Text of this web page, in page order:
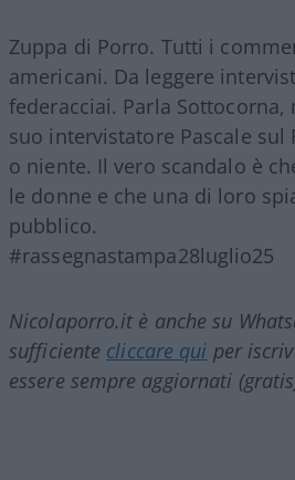
Zuppa di Porro. Tutti i
americani. Da leggere
federacciai. Parla
suo intervistatore Pascale sul
o niente. Il vero scandalo è
le donne e che una di loro
pubblico.
#rassegnastampa28luglio25
Nicolaporro.it è anche su
sufficiente cliccare qui per
essere sempre aggiornati